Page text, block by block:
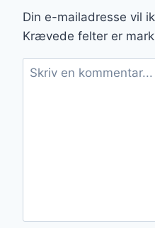
OPLEVELSE
Din e-mailadresse vil
Krævede felter er